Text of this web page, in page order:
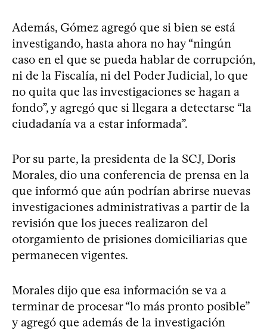
Además, Gómez agregó que si bien se está
investigando, hasta ahora no hay “ningún
caso en el que se pueda hablar de corrupción,
ni de la Fiscalía, ni del Poder Judicial, lo que
no quita que las investigaciones se hagan a
fondo”, y agregó que si llegara a detectarse “la
ciudadanía va a estar informada”.
Por su parte, la presidenta de la SCJ, Doris
Morales, dio una conferencia de prensa en la
que informó que aún podrían abrirse nuevas
investigaciones administrativas a partir de la
revisión que los jueces realizaron del
otorgamiento de prisiones domiciliarias que
permanecen vigentes.
Morales dijo que esa información se va a
terminar de procesar “lo más pronto posible”
y agregó que además de la investigación